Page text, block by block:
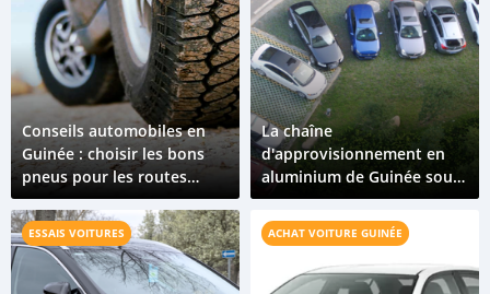
Conseils automobiles en
Guinée : choisir les bons
pneus pour les routes
difficiles
La chaîne
d'approvisionnement en
aluminium de Guinée sous
surveillance automobile
mondiale
ESSAIS VOITURES ACHAT VOITURE GUINÉE